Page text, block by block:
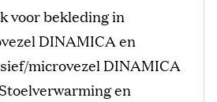
voor bekleding in
DINAMICA en
microvezel DINAMICA
en